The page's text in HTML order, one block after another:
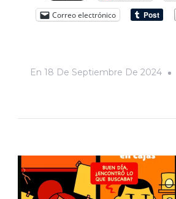
Correo electrónico
En 18 De Septiembre De 2024